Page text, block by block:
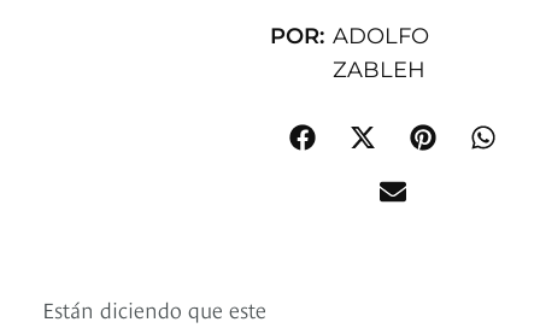
POR: ADOLFO
ZABLEH
Están diciendo que este